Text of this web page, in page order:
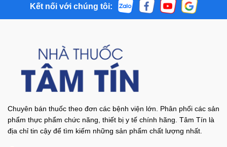
Kết nối với chúng tôi:
Chuyên bán thuốc theo đơn các bệnh viện lớn. Phân phối các sản
phẩm thực phẩm chức năng, thiết bị y tế chính hãng. Tâm Tín là
địa chỉ tin cậy để tìm kiếm những sản phẩm chất lượng nhất.